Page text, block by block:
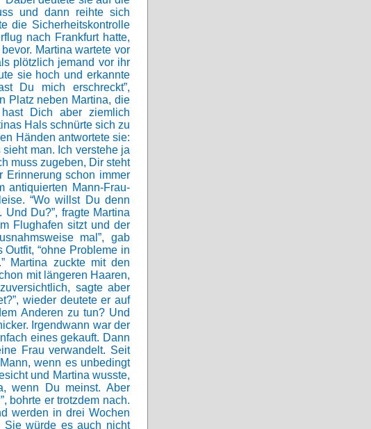
und dann reihte sich
die Sicherheitskontrolle
nach Frankfurt hatte,
Martina wartete vor
plötzlich jemand vor ihr
sie hoch und erkannte
Du mich erschreckt”,
Platz neben Martina, die
Dich aber ziemlich
Hals schnürte sich zu
Händen antwortete sie:
sieht man. Ich verstehe ja
muss zugeben, Dir steht
Erinnerung schon immer
antiquierten Mann-Frau-
“Wo willst Du denn
Und Du?”, fragte Martina
Flughafen sitzt und der
mal”, gab
“ohne Probleme in
Martina zuckte mit den
mit längeren Haaren,
sagte aber
wieder deutete er auf
Anderen zu tun? Und
Irgendwann war der
eines gekauft. Dann
Frau verwandelt. Seit
wenn es unbedingt
und Martina wusste,
wenn Du meinst. Aber
bohrte er trotzdem nach.
werden in drei Wochen
würde es auch nicht